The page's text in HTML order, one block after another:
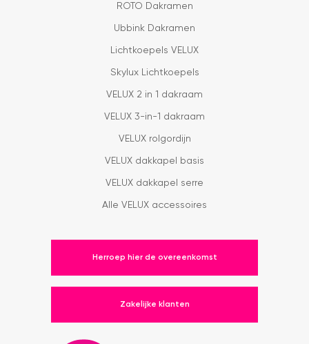
ROTO Dakramen
Ubbink Dakramen
Lichtkoepels VELUX
Skylux Lichtkoepels
VELUX 2 in 1 dakraam
VELUX 3-in-1 dakraam
VELUX rolgordijn
VELUX dakkapel basis
VELUX dakkapel serre
Alle VELUX accessoires
Herroep hier de overeenkomst
Zakelijke klanten